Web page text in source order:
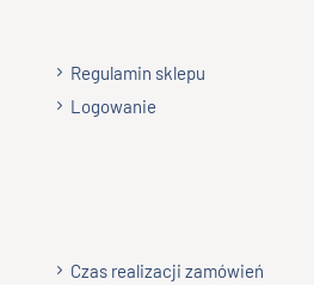
Regulamin sklepu
Logowanie
Czas realizacji zamówień